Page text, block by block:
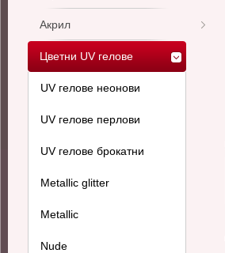
Акрил
Цветни UV гелове
UV гелове неонови
UV гелове перлови
UV гелове брокатни
Metallic glitter
Metallic
Nude